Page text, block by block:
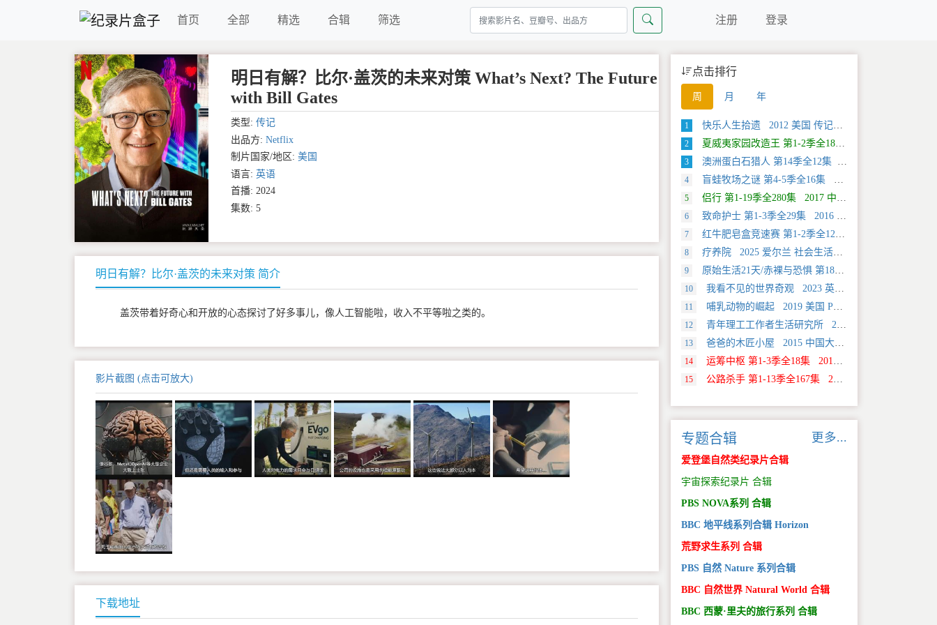
首页 全部 精选 合辑 筛选 注册 登录
明日有解？比尔·盖茨的未来对策 What’s Next? The Future
with Bill Gates
类型: 传记
出品方: Netflix
制片国家/地区: 美国
语言: 英语
首播: 2024
集数: 5
明日有解？比尔·盖茨的未来对策 简介
盖茨带着好奇心和开放的心态探讨了好多事儿，像人工智能啦，收入不平等啦之类的。
影片截图 (点击可放大)
下载地址
点击排行
周 月 年
1 快乐人生拾遗 2012 美国 传记类纪录片
2 夏威夷家园改造王 第1-2季全18集 2024 美国 HGTV 真人秀&舞台类纪录片
3 澳洲蛋白石猎人 第14季全12集 2025 美国 Discovery 真人秀&舞台类纪录片
4 盲蛙牧场之谜 第4-5季全16集 2025 美国 Discovery 探索类纪录片
5 侣行 第1-19季全280集 2017 中国大陆 旅行类纪录片
6 致命护士 第1-3季全29集 2016 英国 传记类纪录片
7 红牛肥皂盒竞速赛 第1-2季全12集 2025 美国 Discovery 运动类纪录片
8 疗养院 2025 爱尔兰 社会生活类纪录片
9 原始生活21天/赤裸与恐惧 第18季全12集 2025 美国 Discovery 真人秀&舞台类纪录片
10 我看不见的世界奇观 2023 英国 旅行类纪录片
11 哺乳动物的崛起 2019 美国 PBS 自然类纪录片
12 青年理工工作者生活研究所 2022 中国大陆 社会生活类纪录片
13 爸爸的木匠小屋 2015 中国大陆 社会生活类纪录片
14 运筹中枢 第1-3季全18集 2013 美国 Discovery 科学类纪录片
15 公路杀手 第1-13季全167集 2012 美国 真人秀&舞台类纪录片
专题合辑 更多...
爱登堡自然类纪录片合辑
宇宙探索纪录片 合辑
PBS NOVA系列 合辑
BBC 地平线系列合辑 Horizon
荒野求生系列 合辑
PBS 自然 Nature 系列合辑
BBC 自然世界 Natural World 合辑
BBC 西蒙·里夫的旅行系列 合辑